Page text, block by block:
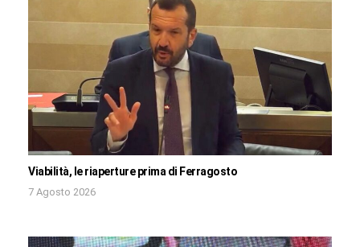
Viabilità, le riaperture prima di Ferragosto
7 Agosto 2026